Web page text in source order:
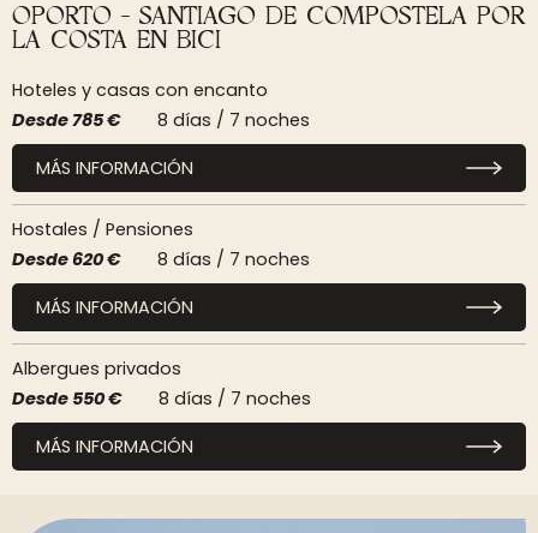
OPORTO - SANTIAGO DE COMPOSTELA POR
LA COSTA EN BICI
Hoteles y casas con encanto
Desde785 €
8 días / 7 noches
MÁS INFORMACIÓN
Hostales / Pensiones
Desde 620 €
8 días / 7 noches
MÁS INFORMACIÓN
Albergues privados
Desde 550 €
8 días / 7 noches
MÁS INFORMACIÓN